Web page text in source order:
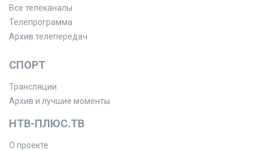
Все телеканалы
Телепрограмма
Архив телепередач
СПОРТ
Трансляции
Архив и лучшие моменты
НТВ-ПЛЮС.ТВ
О проекте